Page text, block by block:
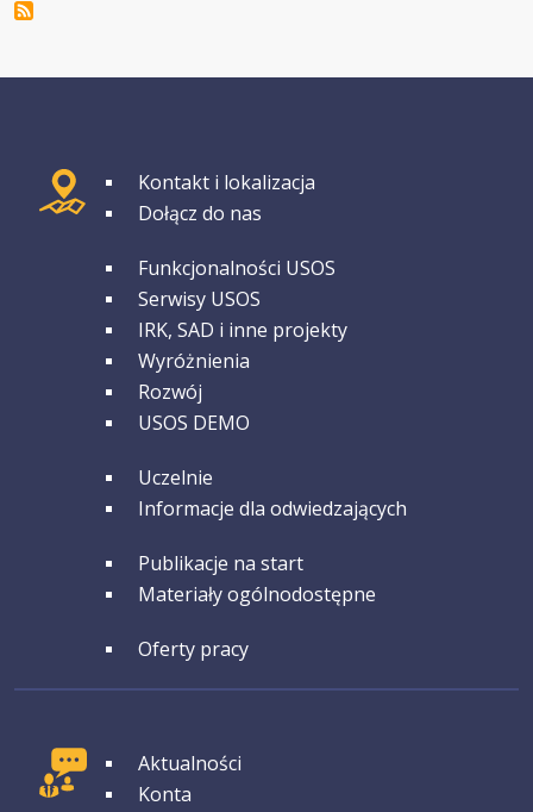
GRUPA 1Kontakt i lokalizacja
Dołącz do nas
GRUPA 2Funkcjonalności USOS
Serwisy USOS
IRK, SAD i inne projekty
Wyróżnienia
Rozwój
USOS DEMO
GRUPA 3Uczelnie
Informacje dla odwiedzających
GRUPA 4Publikacje na start
Materiały ogólnodostępne
GRUPA 5Oferty pracy
GRUPA 1Aktualności
Konta